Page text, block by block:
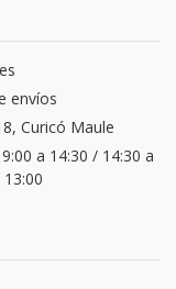
envíos
Curicó Maule
a 14:30 / 14:30 a